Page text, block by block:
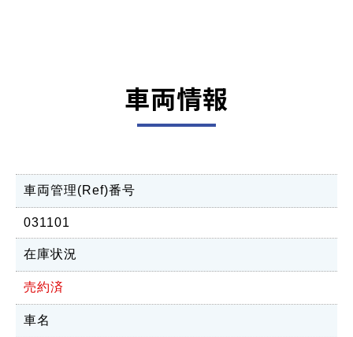
車両情報
車両管理(Ref)番号
031101
在庫状況
売約済
車名